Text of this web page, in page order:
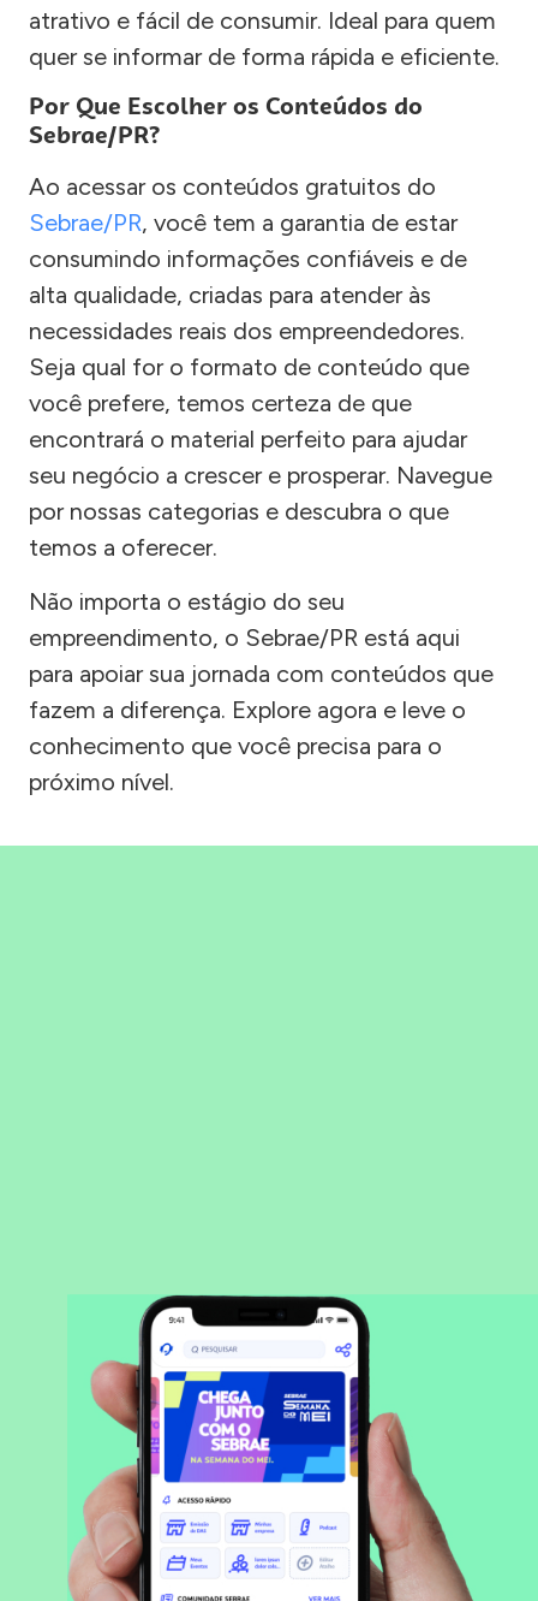
atrativo e fácil de consumir. Ideal para quem
quer se informar de forma rápida e eficiente.
Por Que Escolher os Conteúdos do
Sebrae/PR?
Ao acessar os conteúdos gratuitos do
Sebrae/PR, você tem a garantia de estar
consumindo informações confiáveis e de
alta qualidade, criadas para atender às
necessidades reais dos empreendedores.
Seja qual for o formato de conteúdo que
você prefere, temos certeza de que
encontrará o material perfeito para ajudar
seu negócio a crescer e prosperar. Navegue
por nossas categorias e descubra o que
temos a oferecer.
Não importa o estágio do seu
empreendimento, o Sebrae/PR está aqui
para apoiar sua jornada com conteúdos que
fazem a diferença. Explore agora e leve o
conhecimento que você precisa para o
próximo nível.